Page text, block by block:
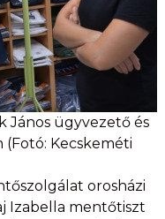
János ügyvezető és
(Fotó: Kecskeméti
orosházi
Izabella mentőtiszt